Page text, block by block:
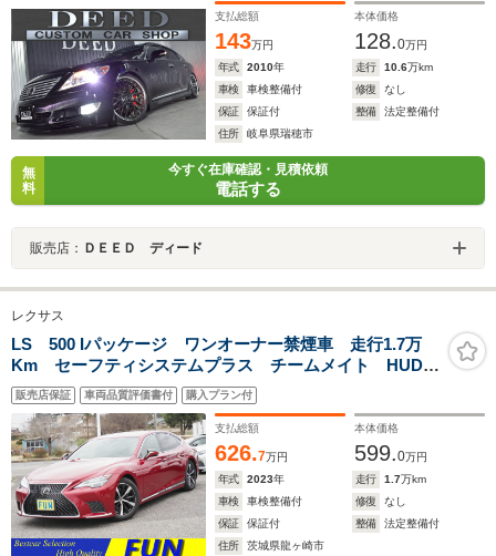
Bluetooth接続 クリアランスソナー
支払総額
143万円
本体価格
128.0万円
年式
2010年 走行 10.6万km
車検
車検整備付 修復
なし
保証
保証付 整備
法定整備付
住所
岐阜県瑞穂市
無
料
今すぐ在庫確認・見積依頼
電話する
販売店： ＤＥＥＤ ディード
レクサス
LS 500 Iパッケージ ワンオーナー禁煙車 走行1.7万
Km セーフティシステムプラス チームメイト HUD
BSM Dインナーミラー Pトランク ドラレコ前後 ド
ライバーモニター ヘーゼル革シート 12.3型ナビ
OP・ドアトリム加飾
販売店保証 車両品質評価書付 購入プラン付
支払総額
626.7万円
本体価格
599.0万円
年式
2023年 走行 1.7万km
車検
車検整備付 修復
なし
保証
保証付 整備
法定整備付
住所
茨城県龍ヶ崎市